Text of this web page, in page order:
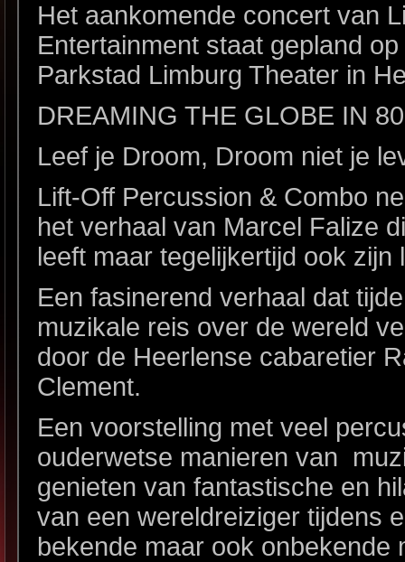
Het aankomende concert van
Entertainment staat gepland
Parkstad Limburg Theater in
DREAMING THE GLOBE IN
Leef je Droom, Droom niet je
Lift-Off Percussion & Combo
het verhaal van Marcel Falize
leeft maar tegelijkertijd ook zijn
Een fasinerend verhaal dat
muzikale reis over de wereld
door de Heerlense cabaretier
Clement.
Een voorstelling met veel
ouderwetse manieren van
genieten van fantastische en
van een wereldreiziger tijdens
bekende maar ook onbekende